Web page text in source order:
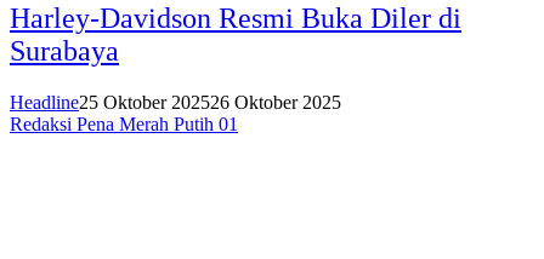
Harley-Davidson Resmi Buka Diler di
Surabaya
Headline25 Oktober 202526 Oktober 2025
Redaksi Pena Merah Putih 01